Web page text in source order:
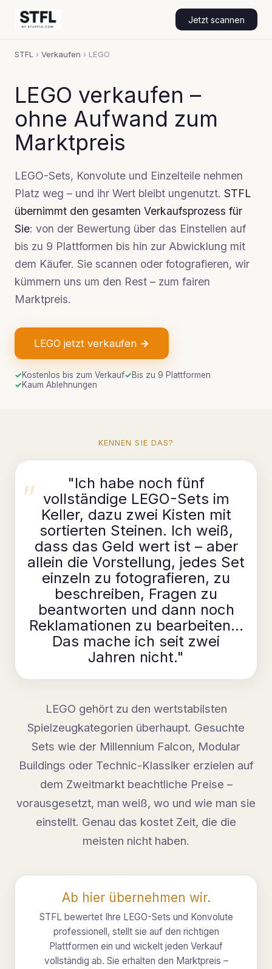
Jetzt scannen
STFL › Verkaufen › LEGO
LEGO verkaufen –
ohne Aufwand zum
Marktpreis
LEGO-Sets, Konvolute und Einzelteile nehmen
Platz weg – und ihr Wert bleibt ungenutzt. STFL
übernimmt den gesamten Verkaufsprozess für
Sie: von der Bewertung über das Einstellen auf
bis zu 9 Plattformen bis hin zur Abwicklung mit
dem Käufer. Sie scannen oder fotografieren, wir
kümmern uns um den Rest – zum fairen
Marktpreis.
LEGO jetzt verkaufen →
✓Kostenlos bis zum Verkauf✓Bis zu 9 Plattformen
✓Kaum Ablehnungen
KENNEN SIE DAS?
"Ich habe noch fünf
vollständige LEGO-Sets im
Keller, dazu zwei Kisten mit
sortierten Steinen. Ich weiß,
dass das Geld wert ist – aber
allein die Vorstellung, jedes Set
einzeln zu fotografieren, zu
beschreiben, Fragen zu
beantworten und dann noch
Reklamationen zu bearbeiten...
Das mache ich seit zwei
Jahren nicht."
LEGO gehört zu den wertstabilsten
Spielzeugkategorien überhaupt. Gesuchte
Sets wie der Millennium Falcon, Modular
Buildings oder Technic-Klassiker erzielen auf
dem Zweitmarkt beachtliche Preise –
vorausgesetzt, man weiß, wo und wie man sie
einstellt. Genau das kostet Zeit, die die
meisten nicht haben.
Ab hier übernehmen wir.
STFL bewertet Ihre LEGO-Sets und Konvolute
professionell, stellt sie auf den richtigen
Plattformen ein und wickelt jeden Verkauf
vollständig ab. Sie erhalten den Marktpreis –